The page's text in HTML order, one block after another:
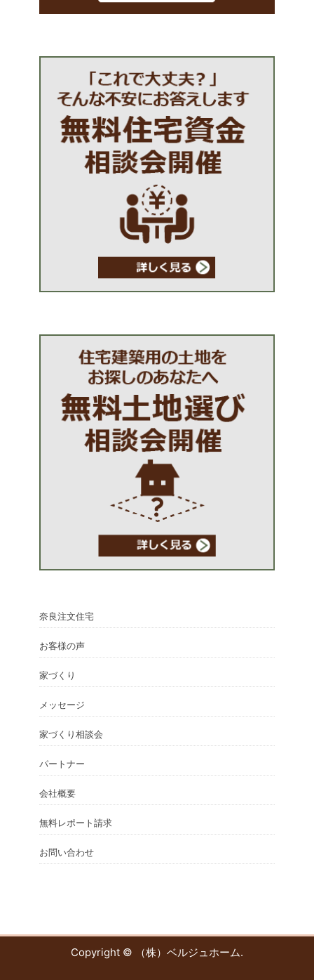
奈良注文住宅
お客様の声
家づくり
メッセージ
家づくり相談会
パートナー
会社概要
無料レポート請求
お問い合わせ
Copyright © （株）ベルジュホーム.